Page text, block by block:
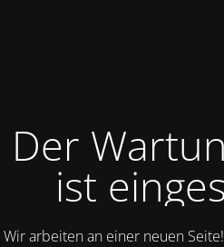
Der
ist
Wir arbeiten an einer neuen